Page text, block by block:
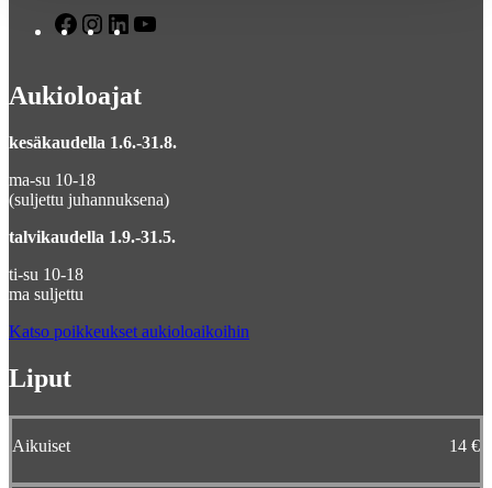
F
a
b
o
I
n
a
L
e
e
Aukioloajat
kesäkaudella 1.6.-31.8.
ma-su 10-18
(suljettu juhannuksena)
talvikaudella 1.9.-31.5.
ti-su 10-18
ma suljettu
Katso poikkeukset aukioloaikoihin
Liput
Aikuiset 14 €